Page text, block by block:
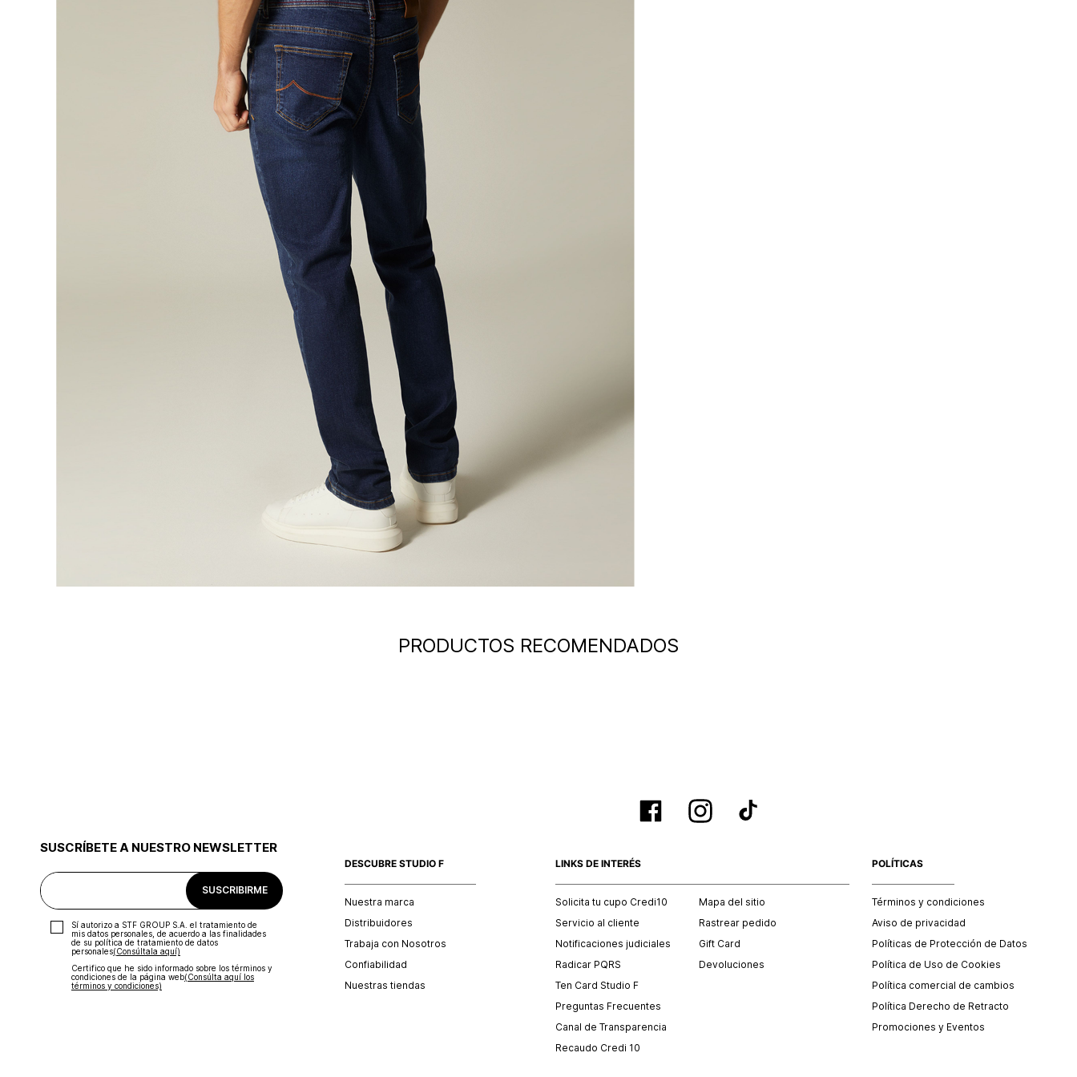
PRODUCTOS RECOMENDADOS
SUSCRÍBETE A NUESTRO NEWSLETTER
SUSCRIBIRME
Sí autorizo a STF GROUP S.A. el tratamiento de
mis datos personales, de acuerdo a las finalidades
de su política de tratamiento de datos
personales‎(Consúltala aquí)
Certifico que he sido informado sobre los términos y
condiciones de la página web‎(Consúlta aquí los
términos y condiciones)
DESCUBRE STUDIO F
Nuestra marca
Distribuidores
Trabaja con Nosotros
Confiabilidad
Nuestras tiendas
LINKS DE INTERÉS
Solicita tu cupo Credi10
Servicio al cliente
Notificaciones judiciales
Radicar PQRS
Ten Card Studio F
Preguntas Frecuentes
Canal de Transparencia
Recaudo Credi 10
Mapa del sitio
Rastrear pedido
Gift Card
Devoluciones
POLÍTICAS
Términos y condiciones
Aviso de privacidad
Políticas de Protección de Datos
Política de Uso de Cookies
Política comercial de cambios
Política Derecho de Retracto
Promociones y Eventos